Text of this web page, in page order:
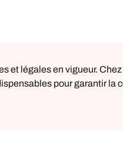
et légales en vigueur.
pour garantir la